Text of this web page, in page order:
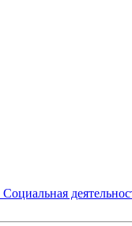
Социальная